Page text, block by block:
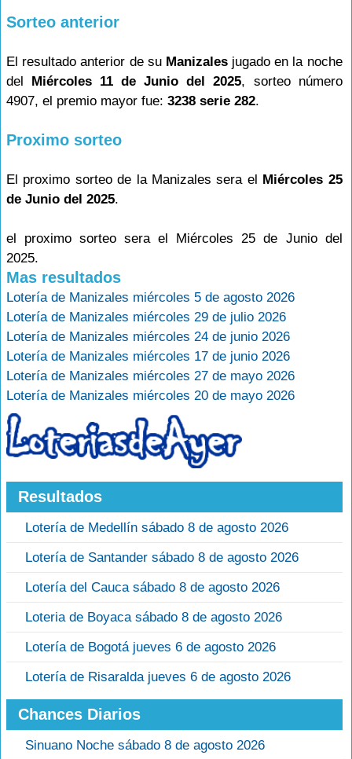
Sorteo anterior
El resultado anterior de su Manizalesjugado en la noche
del Miércoles 11 de Junio del 2025, sorteo número
4907, el premio mayor fue: 3238 serie 282.
Proximo sorteo
El proximo sorteo de la Manizales sera el Miércoles 25
de Junio del 2025.
el proximo sorteo sera el Miércoles 25 de Junio del
2025.
Mas resultados
Lotería de Manizales miércoles 5 de agosto 2026
Lotería de Manizales miércoles 29 de julio 2026
Lotería de Manizales miércoles 24 de junio 2026
Lotería de Manizales miércoles 17 de junio 2026
Lotería de Manizales miércoles 27 de mayo 2026
Lotería de Manizales miércoles 20 de mayo 2026
Resultados
Lotería de Medellín sábado 8 de agosto 2026
Lotería de Santander sábado 8 de agosto 2026
Lotería del Cauca sábado 8 de agosto 2026
Loteria de Boyaca sábado 8 de agosto 2026
Lotería de Bogotá jueves 6 de agosto 2026
Lotería de Risaralda jueves 6 de agosto 2026
Chances Diarios
Sinuano Noche sábado 8 de agosto 2026